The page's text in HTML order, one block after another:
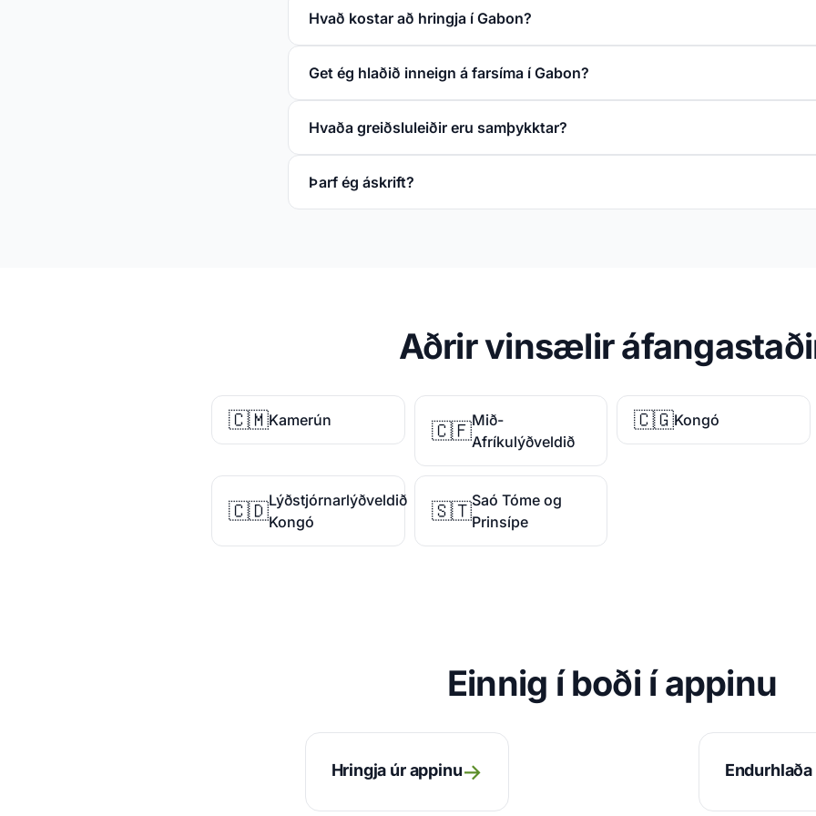
Hvað kostar að hringja í Gabon?
Get ég hlaðið inneign á farsíma í Gabon?
Hvaða greiðsluleiðir eru samþykktar?
Þarf ég áskrift?
Aðrir vinsælir
🇨🇲Kamerún 🇨🇫Mið-
Afríkulýðveldið
🇨🇬Kongó
🇨🇩Lýðstjórnarlýðveldið
Kongó
🇸🇹Saó Tóme og
Prinsípe
Einnig í boði í appinu
Hringja úr appinu→